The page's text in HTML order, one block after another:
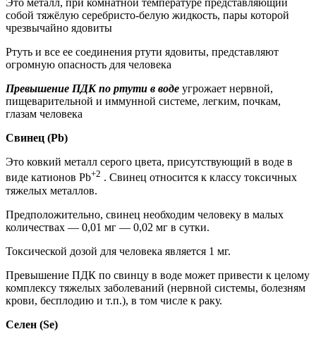
Это металл, при комнатной температуре представляющий
собой тяжёлую серебристо-белую жидкость, пары которой
чрезвычайно ядовиты
Ртуть и все ее соединения ртути ядовиты, представляют
огромную опасность для человека
Превышение ПДК по ртути в воде угрожает нервной,
пищеварительной и иммунной системе, легким, почкам,
глазам человека
Свинец (Pb)
Это ковкий металл серого цвета, присутствующий в воде в
виде катионов Pb+2 . Свинец относится к классу токсичных
тяжелых металлов.
Предположительно, свинец необходим человеку в малых
количествах — 0,01 мг — 0,02 мг в сутки.
Токсической дозой для человека является 1 мг.
Превышение ПДК по свинцу в воде может привести к целому
комплексу тяжелых заболеваний (нервной системы, болезням
крови, бесплодию и т.п.), в том числе к раку.
Селен (Se)